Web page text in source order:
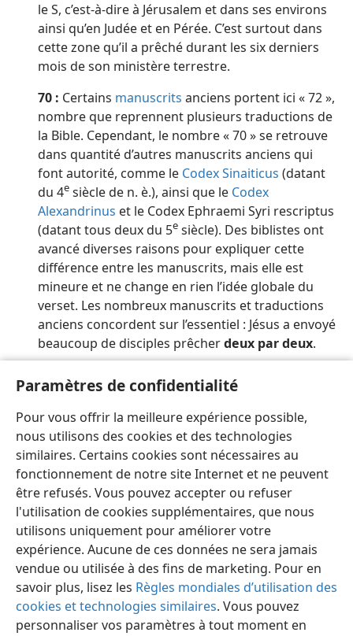
Paramètres de confidentialité
Pour vous offrir la meilleure expérience possible,
nous utilisons des cookies et des technologies
similaires. Certains cookies sont nécessaires au
fonctionnement de notre site Internet et ne peuvent
être refusés. Vous pouvez accepter ou refuser
l'utilisation de cookies supplémentaires, que nous
utilisons uniquement pour améliorer votre
expérience. Aucune de ces données ne sera jamais
vendue ou utilisée à des fins de marketing. Pour en
savoir plus, lisez les Règles mondiales d’utilisation des
cookies et technologies similaires. Vous pouvez
personnaliser vos paramètres à tout moment en
le S, c’est-à-dire à Jérusalem et dans ses environs
ainsi qu’en Judée et en Pérée. C’est surtout dans
cette zone qu’il a prêché durant les six derniers
mois de son ministère terrestre.
70 : Certains manuscrits anciens portent ici « 72 »,
nombre que reprennent plusieurs traductions de
la Bible. Cependant, le nombre « 70 » se retrouve
dans quantité d’autres manuscrits anciens qui
font autorité, comme le Codex Sinaiticus (datant
du 4e siècle de n. è.), ainsi que le Codex
Alexandrinus et le Codex Ephraemi Syri rescriptus
(datant tous deux du 5e siècle). Des biblistes ont
avancé diverses raisons pour expliquer cette
différence entre les manuscrits, mais elle est
mineure et ne change en rien l’idée globale du
verset. Les nombreux manuscrits et traductions
anciens concordent sur l’essentiel : Jésus a envoyé
beaucoup de disciples prêcherdeux par deux.
70 disciples en plus des 12 apôtres, qui avaient été
formés et envoyés quelque temps auparavant (
9:1-6).
Français Préférences
Copyright © 2026 Watch Tower Bible and Tract Society of Pennsylvania
Conditions d’utilisation
Règles de confidentialité
Paramètres de confidentialité
Se connecter